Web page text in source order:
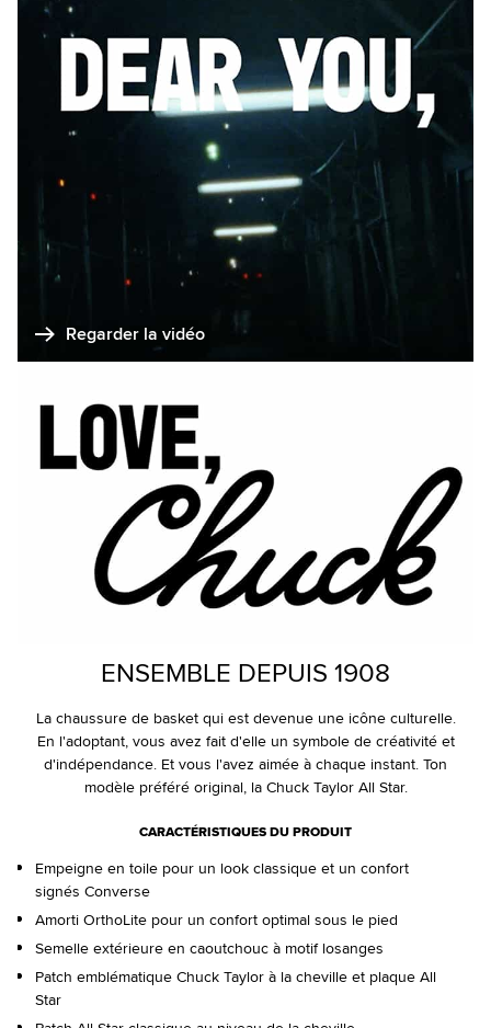
Regarder la vidéo
ENSEMBLE DEPUIS 1908
La chaussure de basket qui est devenue une icône culturelle.
En l'adoptant, vous avez fait d'elle un symbole de créativité et
d'indépendance. Et vous l'avez aimée à chaque instant. Ton
modèle préféré original, la Chuck Taylor All Star.
CARACTÉRISTIQUES DU PRODUIT
Empeigne en toile pour un look classique et un confort
signés Converse
Amorti OrthoLite pour un confort optimal sous le pied
Semelle extérieure en caoutchouc à motif losanges
Patch emblématique Chuck Taylor à la cheville et plaque All
Star